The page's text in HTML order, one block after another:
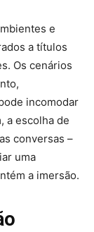
e
a títulos
Os cenários
incomodar
a escolha de
conversas –
uma
a imersão.